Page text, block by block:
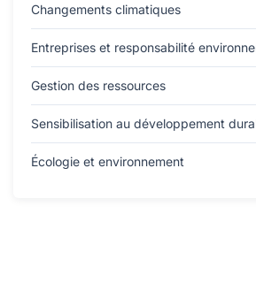
Changements climatiques
Entreprises et responsabilité
Gestion des ressources
Sensibilisation au développement
Écologie et environnement